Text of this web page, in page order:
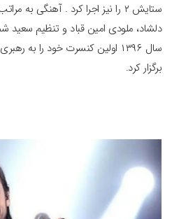
ستایش ۲ را نیز اجرا کرد . آهنگی به
دلشاد، ملودی امین قباد و تنظیم سعید
سال ۱۳۹۶ اولین کنسرت خود را به
برگزار کرد.